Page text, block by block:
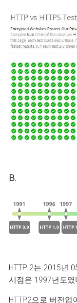
B.
HTTP 2는 2015년
시점은 1997년도였
HTTP2으로 버전업